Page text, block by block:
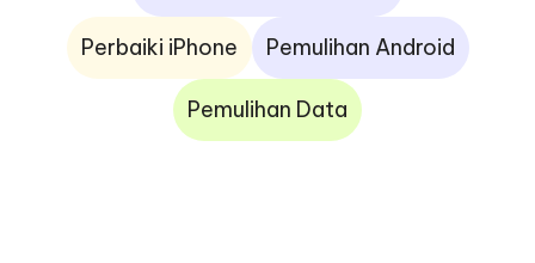
Perbaiki iPhone Pemulihan Android
Pemulihan Data